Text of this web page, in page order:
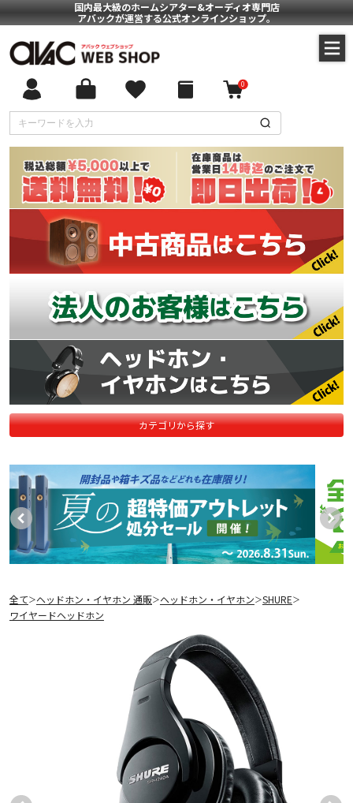
国内最大級のホームシアター&オーディオ専門店
アバックが運営する公式オンラインショップ。
0
カテゴリから探す
全て＞ヘッドホン・イヤホン 通販＞ヘッドホン・イヤホン＞SHURE＞
ワイヤードヘッドホン